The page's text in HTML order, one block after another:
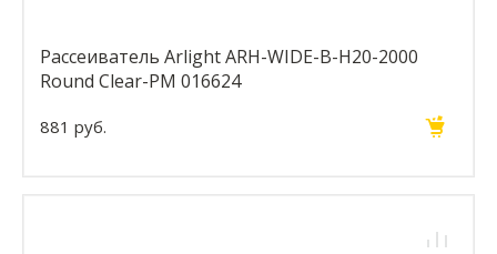
Рассеиватель Arlight ARH-WIDE-B-H20-2000
Round Clear-PM 016624
881 руб.